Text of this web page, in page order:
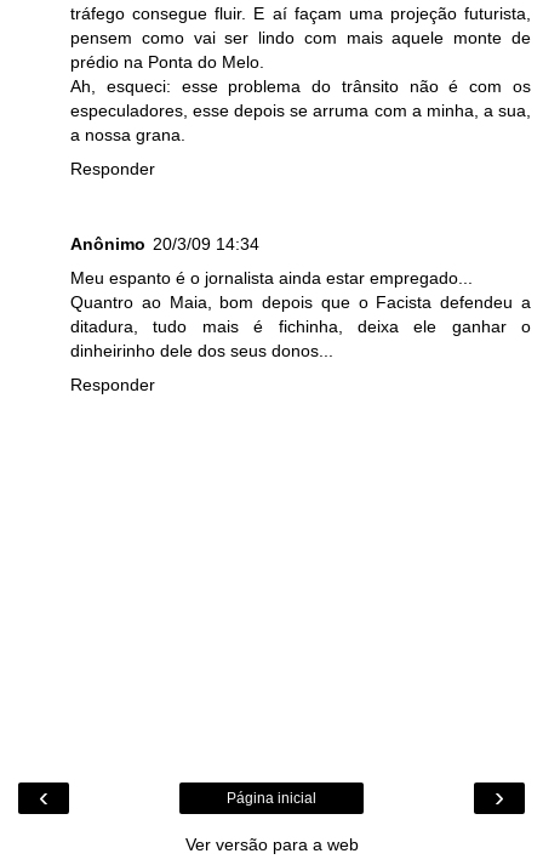
tráfego consegue fluir. E aí façam uma projeção futurista,
pensem como vai ser lindo com mais aquele monte de
prédio na Ponta do Melo.
Ah, esqueci: esse problema do trânsito não é com os
especuladores, esse depois se arruma com a minha, a sua,
a nossa grana.
Responder
Anônimo 20/3/09 14:34
Meu espanto é o jornalista ainda estar empregado...
Quantro ao Maia, bom depois que o Facista defendeu a
ditadura, tudo mais é fichinha, deixa ele ganhar o
dinheirinho dele dos seus donos...
Responder
‹ ›
Página inicial
Ver versão para a web